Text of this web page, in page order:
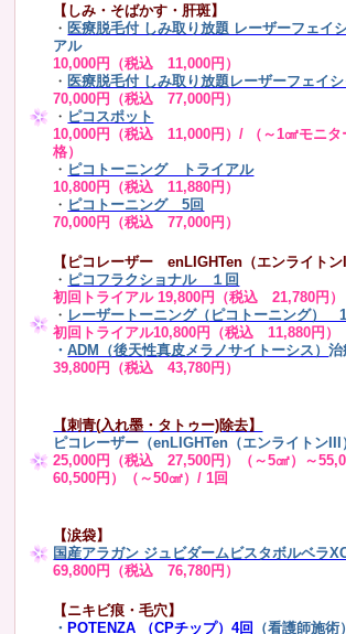
【しみ・そばかす・肝斑】
・ 医療脱毛付 しみ取り放題 レーザーフェイ
アル
10,000円（税込 11,000円）
・ 医療脱毛付 しみ取り放題レーザーフェイシ
70,000円（税込 77,000円）
・ ピコスポット
10,000円（税込 11,000円）/ （～1㎠モニタ
格）
・ ピコトーニング トライアル
10,800円（税込 11,880円）
・ ピコトーニング 5回
70,000円（税込 77,000円）
【ピコレーザー enLIGHTen（エンライトン
・ ピコフラクショナル １回
初回トライアル 19,800円（税込 21,780円）
・ レーザートーニング（ピコトーニング）
初回トライアル10,800円（税込 11,880円）
・ADM（後天性真皮メラノサイトーシス）治
39,800円（税込 43,780円）
【刺青(入れ墨・タトゥー)除去】
ピコレーザー（enLIGHTen（エンライトンIII
25,000円（税込 27,500円）（～5㎠）～
60,500円）（～50㎠）/ 1回
【涙袋】
国産アラガン ジュビダームビスタボルベラ
69,800円（税込 76,780円）
【ニキビ痕・毛穴】
・ POTENZA （CPチップ）4回 （看護師施術）